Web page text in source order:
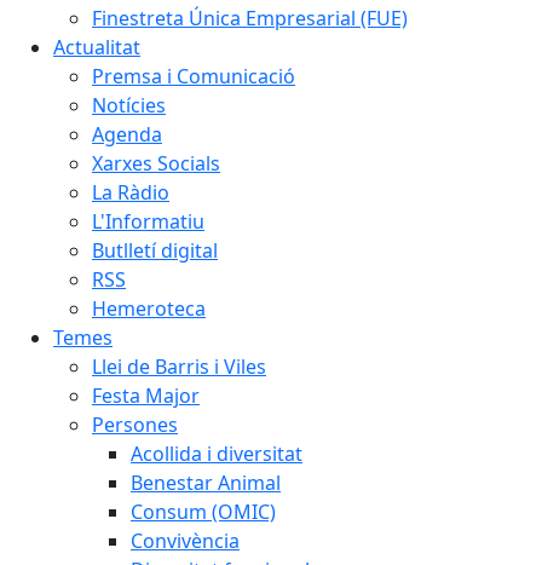
Finestreta Única Empresarial (FUE)
Actualitat
Premsa i Comunicació
Notícies
Agenda
Xarxes Socials
La Ràdio
L'Informatiu
Butlletí digital
RSS
Hemeroteca
Temes
Llei de Barris i Viles
Festa Major
Persones
Acollida i diversitat
Benestar Animal
Consum (OMIC)
Convivència